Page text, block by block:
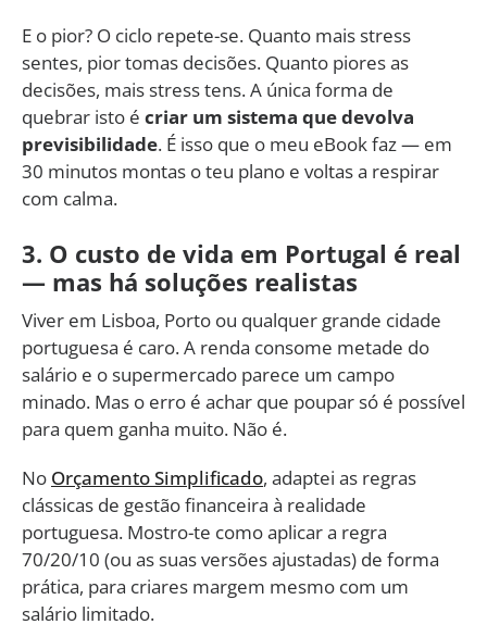
E o pior? O ciclo repete-se. Quanto mais stress
sentes, pior tomas decisões. Quanto piores as
decisões, mais stress tens. A única forma de
quebrar isto é criar um sistema que devolva
previsibilidade. É isso que o meu eBook faz — em
30 minutos montas o teu plano e voltas a respirar
com calma.
3. O custo de vida em Portugal é real
— mas há soluções realistas
Viver em Lisboa, Porto ou qualquer grande cidade
portuguesa é caro. A renda consome metade do
salário e o supermercado parece um campo
minado. Mas o erro é achar que poupar só é possível
para quem ganha muito. Não é.
No Orçamento Simplificado, adaptei as regras
clássicas de gestão financeira à realidade
portuguesa. Mostro-te como aplicar a regra
70/20/10 (ou as suas versões ajustadas) de forma
prática, para criares margem mesmo com um
salário limitado.